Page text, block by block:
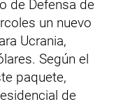
de Defensa de
un nuevo
Ucrania,
Según el
paquete,
de